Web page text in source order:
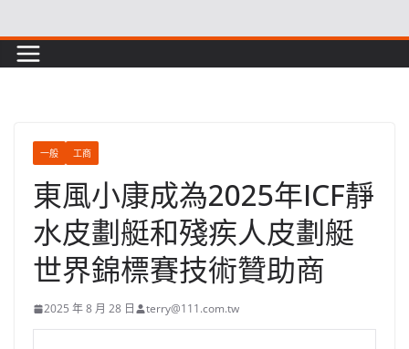
to
content
一般 工商
東風小康成為2025年ICF靜
水皮劃艇和殘疾人皮劃艇
世界錦標賽技術贊助商
2025 年 8 月 28 日 terry@111.com.tw